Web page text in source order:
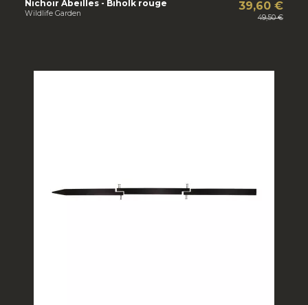
Nichoir Abeilles - Biholk rouge
Wildlife Garden
39,60 €
49,50 €